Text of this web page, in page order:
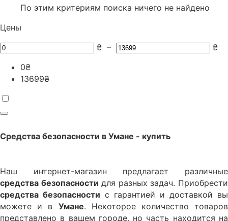
По этим критериям поиска ничего не найдено
Цены
₴ –
₴
0₴
13699₴
Средства безопасности в Умане - купить
Наш интернет-магазин предлагает различные
средства безопасности для разных задач. Приобрести
средства безопасности с гарантией и доставкой вы
можете и в Умане. Некоторое количество товаров
представлено в вашем городе, но часть находится на